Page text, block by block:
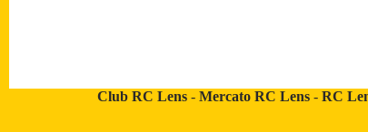
Club RC Lens- Mercato RC Lens- RC